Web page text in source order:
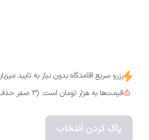
رزرو سریع اقامتگاه بدون نیاز به تایید
قیمت‌ها به هزار تومان است. (3 صفر حذف شده)
پاک کردن انتخاب